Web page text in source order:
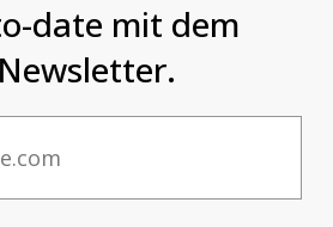
date mit dem